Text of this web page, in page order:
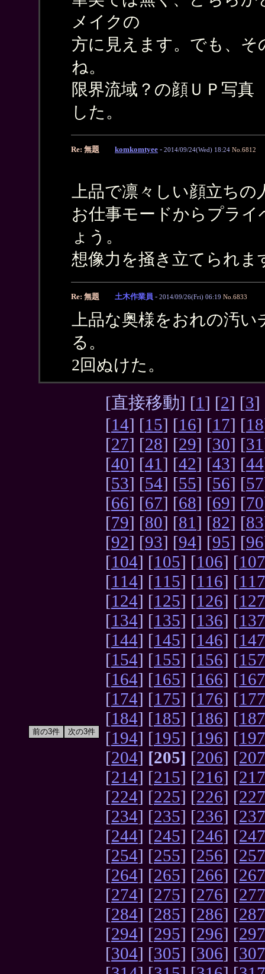
メイクの
方に見えます。でも、
ね。
限界流域？の顔ＵＰ写
した。
Re: 無題 komkomtyee - 2014/09/24(Wed) 18:24 No.6812
上品で凛々しい顔立ち
お仕事モードからプラ
ょう。
想像力を掻き立てられま
Re: 無題 土木作業員 - 2014/09/26(Fri) 06:19 No.6833
上品な奥様をおれの汚
る。
2回ぬけた。
[直接移動] [1 ] [2] [3]
[14] [15] [16] [17] [18
[27] [28] [29] [30] [31
[40] [41 ] [42] [43] [44
[53] [54] [55] [56] [57
[66] [67] [68] [69] [70
[79] [80] [81 ] [82] [83
[92] [93] [94] [95] [96
[104] [105] [106] [107
[114] [115] [116] [117
[124] [125] [126] [127
[134] [135] [136] [137
[144] [145] [146] [147
[154] [155] [156] [157
[164] [165] [166] [167
[174] [175] [176] [177
[184] [185] [186] [187
[194] [195] [196] [197
[204] [205] [206] [207
[214] [215] [216] [217
[224] [225] [226] [227
[234] [235] [236] [237
[244] [245] [246] [247
[254] [255] [256] [257
[264] [265] [266] [267
[274] [275] [276] [277
[284] [285] [286] [287
[294] [295] [296] [297
[304] [305] [306] [307